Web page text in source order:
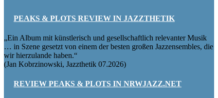
PEAKS & PLOTS REVIEW IN JAZZTHETIK
„Ein Album mit künstlerisch und gesellschaftlich relevanter Musik
… in Szene gesetzt von einem der besten großen Jazzensembles, die
wir hierzulande haben.“
(Jan Kobrzinowski, Jazzthetik 07.2026)
REVIEW PEAKS & PLOTS IN NRWJAZZ.NET